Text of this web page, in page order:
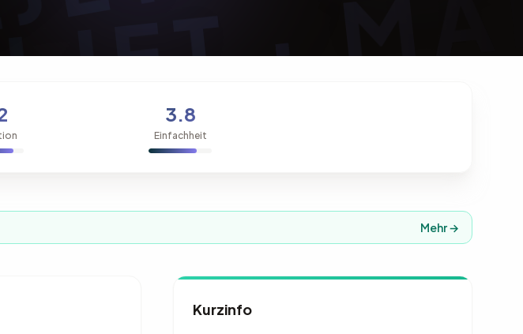
3.8
Einfachheit
Mehr →
Kurzinfo